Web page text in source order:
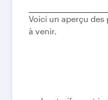
de
départ
Voici un aperçu
à venir.